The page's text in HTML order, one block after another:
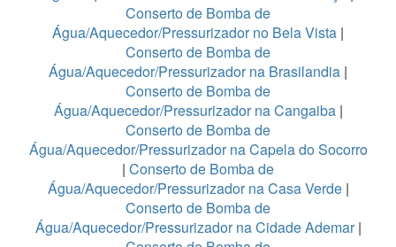
Conserto de Bomba de
Água/Aquecedor/Pressurizador no Bela Vista |
Conserto de Bomba de
Água/Aquecedor/Pressurizador na Brasilandia |
Conserto de Bomba de
Água/Aquecedor/Pressurizador na Cangaiba|
Conserto de Bomba de
Água/Aquecedor/Pressurizador na Capela do Socorro
| Conserto de Bomba de
Água/Aquecedor/Pressurizador na Casa Verde|
Conserto de Bomba de
Água/Aquecedor/Pressurizador na Cidade Ademar|